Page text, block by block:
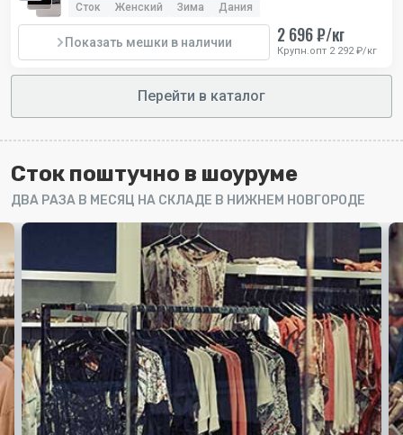
Британский бренд дизайнера Джона Ричмонда.
Великолепное качество, универсальный товар, яркие
модели.
850 ₽/шт
Цена в ритейле 3500-6000 ₽/шт
Количество в лоте 20 шт
Получить скидку на первый заказ
Сток Женский Зима Дания
Показать мешки в наличии 2 696 ₽/кг
Крупн.опт 2 292 ₽/кг
Перейти в каталог
Сток поштучно в шоуруме
ДВА РАЗА В МЕСЯЦ НА СКЛАДЕ В НИЖНЕМ НОВГОРОДЕ